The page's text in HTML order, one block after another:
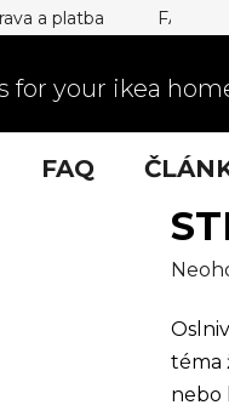
a platba FAQ
for your ikea
FAQ
je
0,0
téma
nebo